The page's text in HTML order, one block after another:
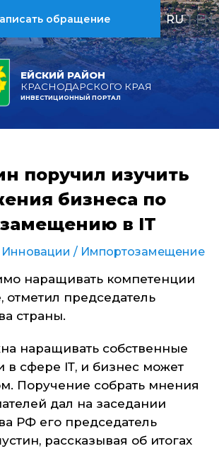
ЕЙСКИЙ РАЙОН
КРАСНОДАРСКОГО КРАЯ
ИНВЕСТИЦИОННЫЙ ПОРТАЛ
обращение RU | EN
поручил изучить
бизнеса по
в IТ
Инновации / Импортозамещение
наращивать компетенции
отметил председатель
страны.
наращивать собственные
в сфере IТ, и бизнес может
Поручение собрать мнения
дал на заседании
РФ его председатель
рассказывая об итогах